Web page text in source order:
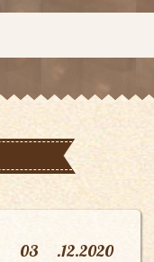
03 .12.2020